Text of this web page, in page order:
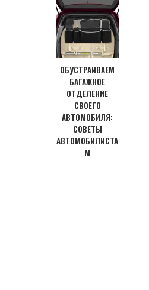
ОБУСТРАИВАЕМ
БАГАЖНОЕ
ОТДЕЛЕНИЕ
СВОЕГО
АВТОМОБИЛЯ:
СОВЕТЫ
АВТОМОБИЛИСТА
М